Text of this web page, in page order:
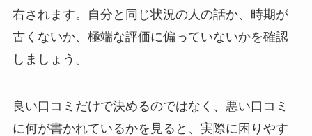
右されます。自分と同じ状況の人の話か、時期が
古くないか、極端な評価に偏っていないかを確認
しましょう。
良い口コミだけで決めるのではなく、悪い口コミ
に何が書かれているかを見ると、実際に困りやす